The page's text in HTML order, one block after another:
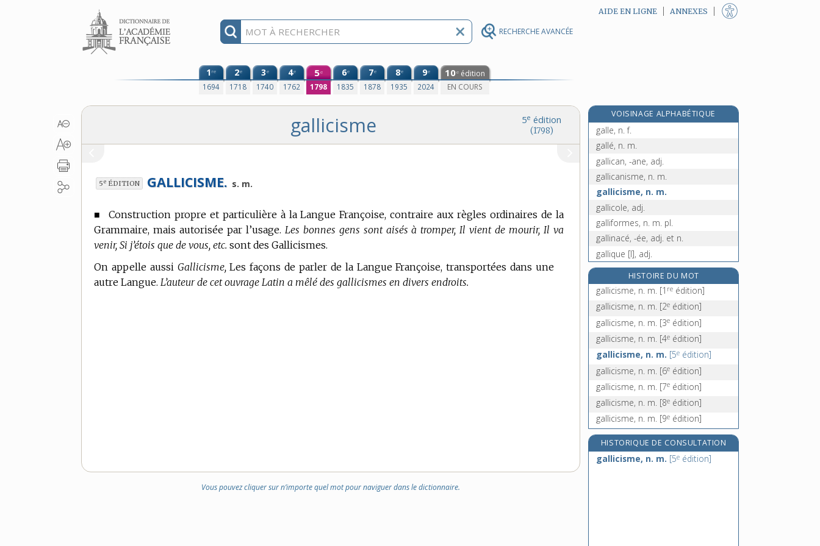
RECHERCHE AVANCÉE
Aller au contenu AIDE EN LIGNE ANNEXES
1re
1694
2e
1718
3e
1740
4e
1762
5e
1798
6e
1835
7e
1878
8e
1935
9e
2024
10e édition
EN COURS
5e édition
(1798)
gallicisme
5e ÉDITION GALLICISME. s. m.
■ Construction propre et particulière à la Langue Françoise, contraire aux règles ordinaires de la
Grammaire, mais autorisée par l’usage. Les bonnes gens sont aisés à tromper, Il vient de mourir, Il va
venir, Si j’étois que de vous, etc. sont des Gallicismes.
On appelle aussi Gallicisme, Les façons de parler de la Langue Françoise, transportées dans une
autre Langue. L’auteur de cet ouvrage Latin a mêlé des gallicismes en divers endroits.
Vous pouvez cliquer sur n’importe quel mot pour naviguer dans le dictionnaire.
VOISINAGE ALPHABÉTIQUE
galipot, n. m.
galle, n. f.
gallé, n. m.
gallican, -ane, adj.
gallicanisme, n. m.
gallicisme, n. m.
gallicole, adj.
galliformes, n. m. pl.
gallinacé, -ée, adj. et n.
gallique [I], adj.
gallique [II], adj.
gallium [I], n. m.
gallo [II], n. m.
HISTOIRE DU MOT
gallicisme, n. m. [1 re édition]
gallicisme, n. m. [2e édition]
gallicisme, n. m. [3e édition]
gallicisme, n. m. [4e édition]
gallicisme, n. m. [5e édition]
gallicisme, n. m. [6e édition]
gallicisme, n. m. [7e édition]
gallicisme, n. m. [8e édition]
gallicisme, n. m. [9e édition]
HISTORIQUE DE CONSULTATION
gallicisme, n. m. [5e édition]